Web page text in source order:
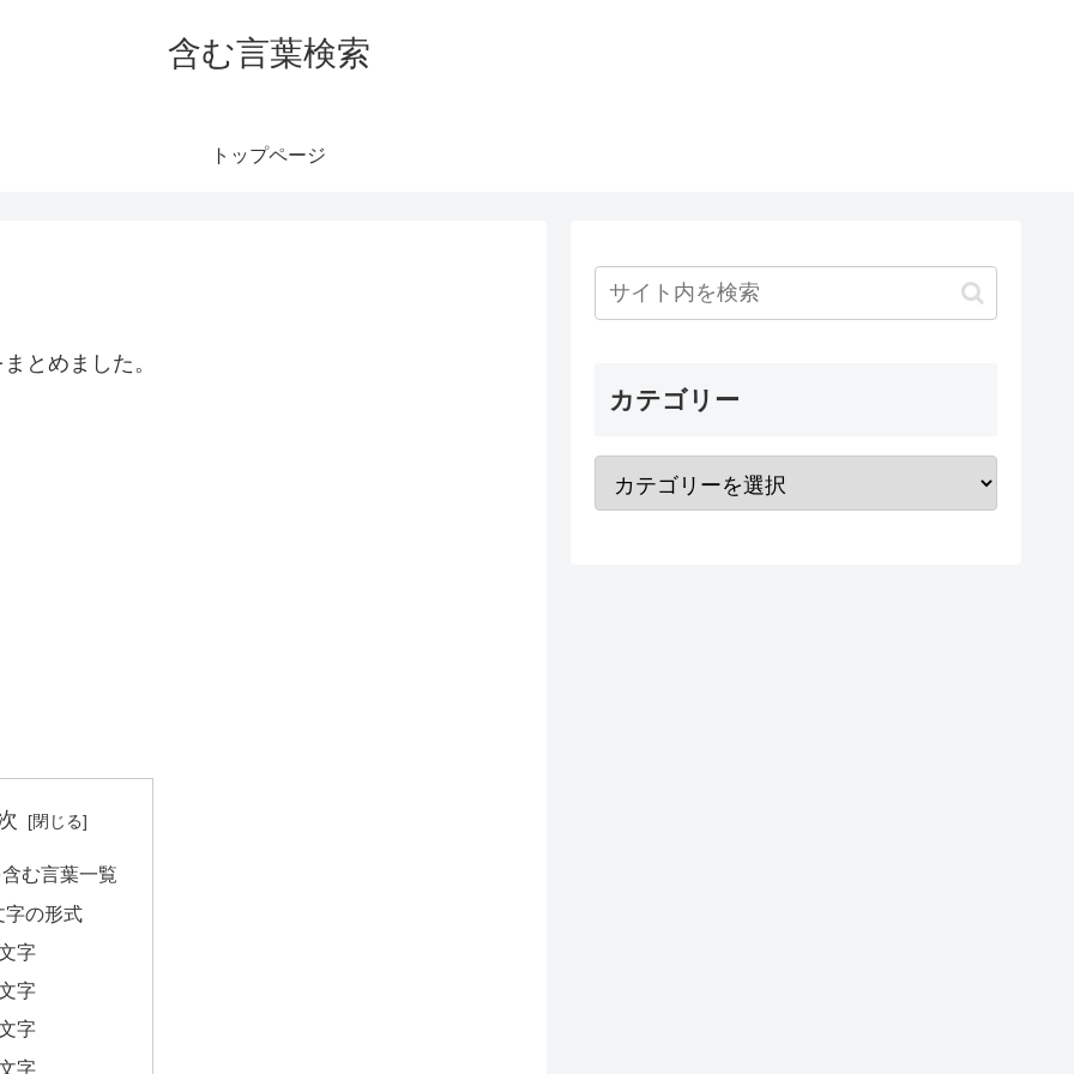
含む言葉検索
トップページ
とめました。
む言葉一覧
字の形式
字
字
字
字
カテゴリー